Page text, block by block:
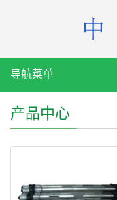
导航菜单
产品中心